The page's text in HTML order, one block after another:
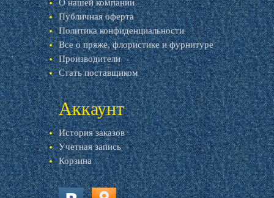
О нашей компании
Публичная оферта
Политика конфиденциальности
Все о пряже, флористике и фурнитуре
Производители
Стать поставщиком
Аккаунт
История заказов
Учетная запись
Корзина